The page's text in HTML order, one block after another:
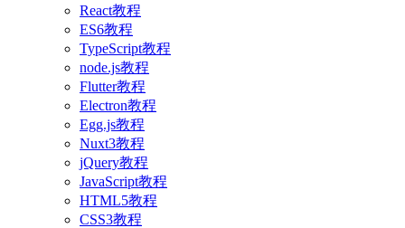
React教程
ES6教程
TypeScript教程
node.js教程
Flutter教程
Electron教程
Egg.js教程
Nuxt3教程
jQuery教程
JavaScript教程
HTML5教程
CSS3教程